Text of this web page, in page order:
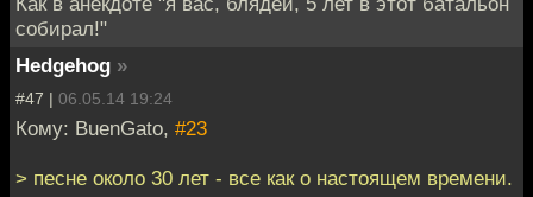
собирал!"
Hedgehog »
#47 | 06.05.14 19:24
Кому: BuenGato, #23
> песне около 30 лет - все как о настоящем времени.